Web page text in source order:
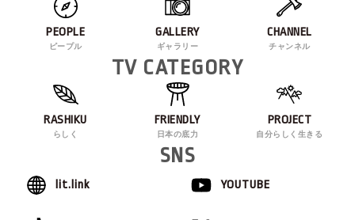
PEOPLE
ピープル
GALLERY
ギャラリー
CHANNEL
チャンネル
TV CATEGORY
RASHIKU
らしく
FRIENDLY
日本の底力
PROJECT
自分らしく生きる
SNS
lit.link YOUTUBE